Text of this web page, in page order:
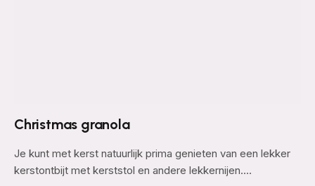
Christmas granola
Je kunt met kerst natuurlijk prima genieten van een lekker
kerstontbijt met kerststol en andere lekkernijen.…